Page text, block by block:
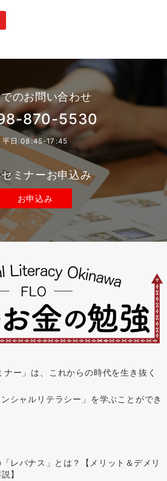
のお問い合わせ
870-5530
平日 08:45-17:45
ミナーお申込み
お申込み
ナー」は、これからの時代を生き抜く
シャルリテラシー」を学ぶことができ
レバナス」とは？【メリット＆デメリ
】